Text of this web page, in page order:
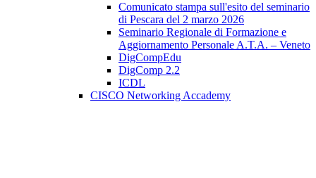
Comunicato stampa sull'esito del seminario
di Pescara del 2 marzo 2026
Seminario Regionale di Formazione e
Aggiornamento Personale A.T.A. – Veneto
DigCompEdu
DigComp 2.2
ICDL
CISCO Networking Accademy